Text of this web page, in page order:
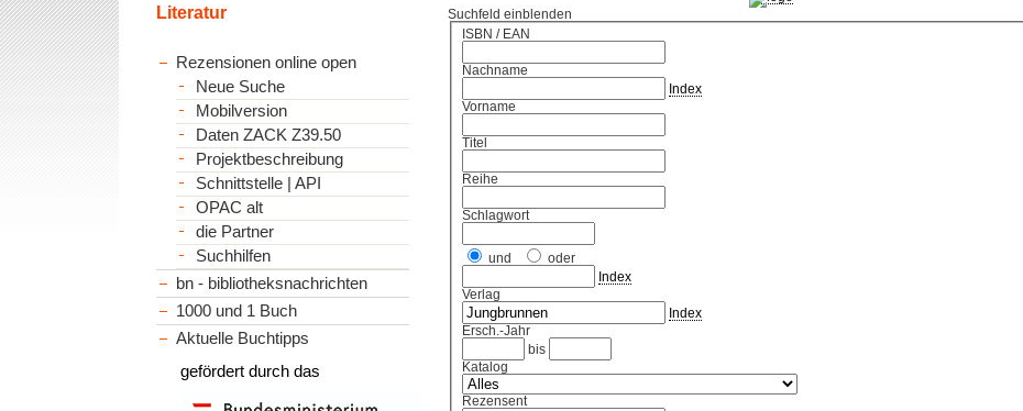
Suchfeld einblenden
ISBN / EAN
Nachname
Index
Vorname
Titel
Reihe
Schlagwort
und
oder
Index
Verlag
Index
Ersch.-Jahr
bis
Katalog
Rezensent
Literatur
Rezensionen online open
Neue Suche
Mobilversion
Daten ZACK Z39.50
Projektbeschreibung
Schnittstelle | API
OPAC alt
die Partner
Suchhilfen
bn - bibliotheksnachrichten
1000 und 1 Buch
Aktuelle Buchtipps
gefördert durch das